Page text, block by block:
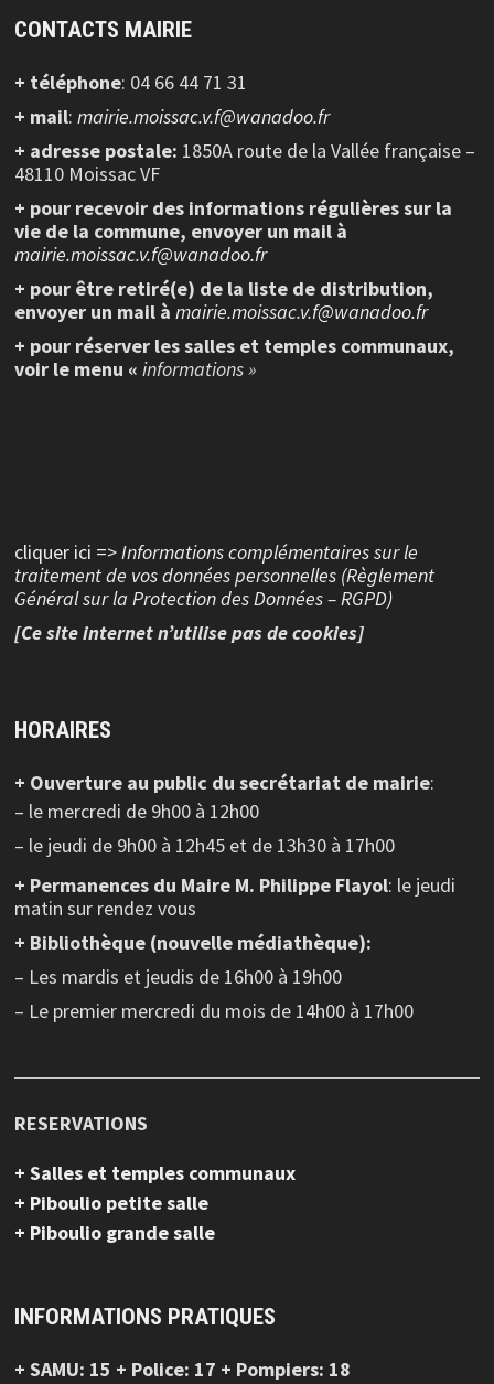
CONTACTS MAIRIE
+ téléphone: 04 66 44 71 31
+ mail: mairie.moissac.v.f@wanadoo.fr
+ adresse postale: 1850A route de la Vallée française –
48110 Moissac VF
+ pour recevoir des informations régulières sur la
vie de la commune, envoyer un mail à
mairie.moissac.v.f@wanadoo.fr
+ pour être retiré(e) de la liste de distribution,
envoyer un mail à mairie.moissac.v.f@wanadoo.fr
+ pour réserver les salles et temples communaux,
voir le menu « informations »
cliquer ici =>Informations complémentaires sur le
traitement de vos données personnelles (Règlement
Général sur la Protection des Données – RGPD)
[Ce site internet n’utilise pas de cookies]
HORAIRES
+ Ouverture au public du secrétariat de mairie:
– le mercredi de 9h00 à 12h00
– le jeudi de 9h00 à 12h45 et de 13h30 à 17h00
+ Permanences du Maire M. Philippe Flayol: le jeudi
matin sur rendez vous
+ Bibliothèque (nouvelle médiathèque):
– Les mardis et jeudis de 16h00 à 19h00
– Le premier mercredi du mois de 14h00 à 17h00
RESERVATIONS
+ Salles et temples communaux
+ Piboulio petite salle
+ Piboulio grande salle
INFORMATIONS PRATIQUES
+ SAMU: 15 + Police: 17 + Pompiers: 18